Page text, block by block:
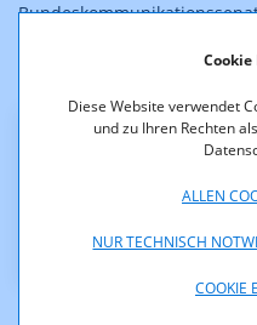
Diese Website verwendet
und zu Ihren Rechten
ALLEN
NUR TECHNISCH
COOKIE
KOA_4.212_10_005_-